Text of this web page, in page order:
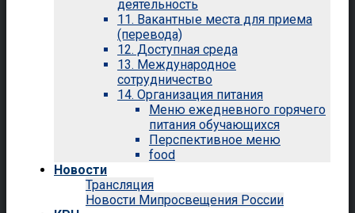
деятельность
11. Вакантные места для приема
(перевода)
12. Доступная среда
13. Международное
сотрудничество
14. Организация питания
Меню ежедневного горячего
питания обучающихся
Перспективное меню
food
Новости
Трансляция
Новости Мипросвещения России